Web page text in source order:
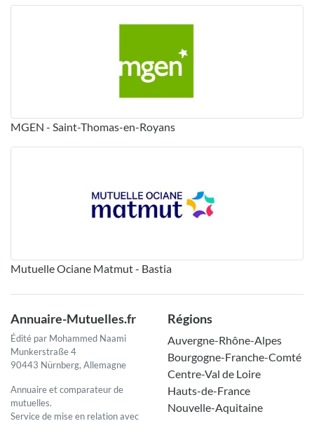
MGEN - Saint-Thomas-en-Royans
Mutuelle Ociane Matmut - Bastia
Annuaire-Mutuelles.fr
Édité par Mohammed Naami
Munkerstraße 4
90443 Nürnberg, Allemagne
Annuaire et comparateur de
mutuelles.
Service de mise en relation avec
Régions
Auvergne-Rhône-Alpes
Bourgogne-Franche-Comté
Centre-Val de Loire
Hauts-de-France
Nouvelle-Aquitaine